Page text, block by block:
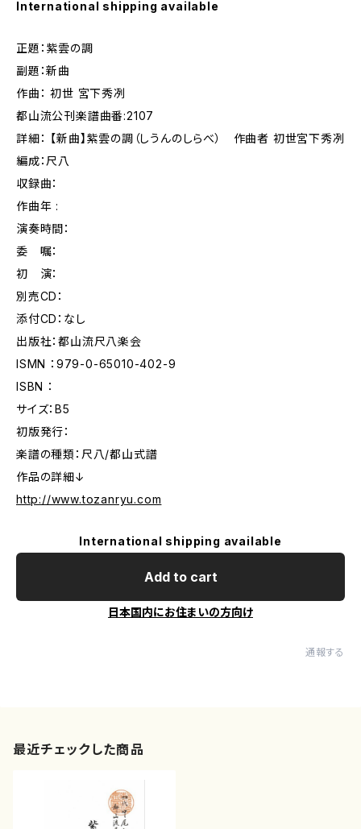
International shipping available
正題：紫雲の調
副題：新曲
作曲： 初世 宮下秀冽
都山流公刊楽譜曲番:2107
詳細： 【新曲】紫雲の調（しうんのしらべ） 作曲者 初世宮下秀冽
編成：尺八
収録曲：
作曲年 :
演奏時間：
委 嘱：
初 演：
別売CD：
添付CD：なし
出版社：都山流尺八楽会
ISMN ：979-0-65010-402-9
ISBN ：
サイズ：B5
初版発行：
楽譜の種類：尺八/都山式譜
作品の詳細↓
http://www.tozanryu.com
International shipping available
Add to cart
日本国内にお住まいの方向け
通報する
最近チェックした商品